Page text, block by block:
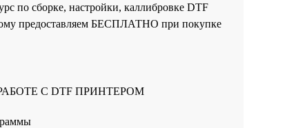
по сборке, настройки, каллибровке DTF
предоставляем БЕСПЛАТНО при покупке
С DTF ПРИНТЕРОМ